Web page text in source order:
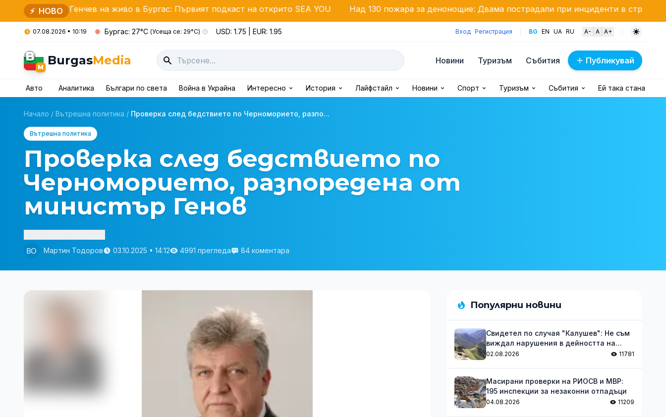
⚡ НОВО
Генчев на живо в Бургас: Първият подкаст на открито SEA YOU Над 130 пожара за денонощие: Двама пострадали при инциденти в страната
07.08.2026 • 10:19 Бургас: 27°C (Усеща се: 29°C) USD: 1.75 | EUR: 1.95 Вход Регистрация BG EN UA RU A- A A+
B
M BurgasMedia Новини Туризъм Събития Публикувай
Авто Аналитика Българи по света Война в Украйна Интересно История Лайфстайл Новини Спорт Туризъм Събития Ей така стана
Начало / Вътрешна политика / Проверка след бедствието по Черноморието, разпо...
Вътрешна политика
Проверка след бедствието по
Черноморието, разпоредена от
министър Генов
Мартин Тодоров
03.10.2025 • 14:12 4991 прегледа 84 коментара
Популярни новини
Свидетел по случая "Калушев": Не съм
виждал нарушения в дейността на
групата
02.08.2026 11781
Масирани проверки на РИОСВ и МВР:
195 инспекции за незаконни отпадъци
04.08.2026 11209